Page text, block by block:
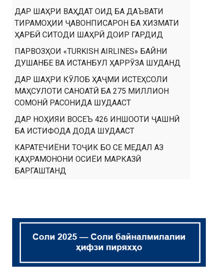
ДАР ШАҲРИ ВАҲДАТ ОИД БА ДАЪВАТИ
ТИРАМОҲИИ ҶАВОНПИСАРОН БА ХИЗМАТИ
ҲАРБӢ СИТОДИ ШАҲРӢ ДОИР ГАРДИД
ПАРВОЗҲОИ «TURKISH AIRLINES» БАЙНИ
ДУШАНБЕ ВА ИСТАНБУЛ ҲАРРӮЗА ШУДАНД
ДАР ШАҲРИ КӮЛОБ ҲАҶМИ ИСТЕҲСОЛИ
МАҲСУЛОТИ САНОАТӢ БА 275 МИЛЛИОН
СОМОНӢ РАСОНИДА ШУДААСТ
ДАР НОҲИЯИ ВОСЕЪ 426 ИНШООТИ ҶАШНӢ
БА ИСТИФОДА ДОДА ШУДААСТ
КАРАТЕЧИЁНИ ТОҶИК БО СЕ МЕДАЛ АЗ
ҚАҲРАМОНОНИ ОСИЁИ МАРКАЗӢ
БАРГАШТАНД